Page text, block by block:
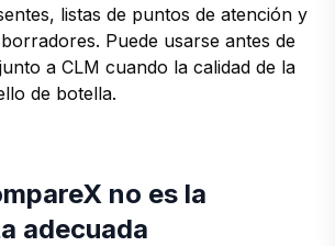
listas de puntos de atención y
Puede usarse antes de
a CLM cuando la calidad de la
de botella.
no es la
adecuada